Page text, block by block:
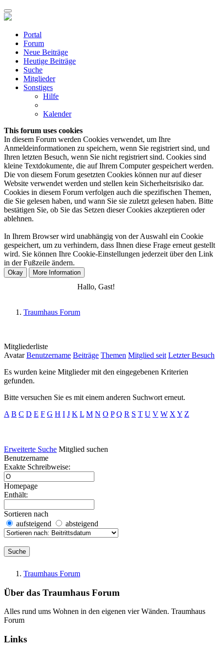
Portal
Forum
Neue Beiträge
Heutige Beiträge
Suche
Mitglieder
Sonstiges
Hilfe
Kalender
This forum uses cookies
In diesem Forum werden Cookies verwendet, um Ihre
Anmeldeinformationen zu speichern, wenn Sie registriert sind, und
Ihren letzten Besuch, wenn Sie nicht registriert sind. Cookies sind
kleine Textdokumente, die auf Ihrem Computer gespeichert werden.
Die von diesem Forum gesetzten Cookies können nur auf dieser
Website verwendet werden und stellen kein Sicherheitsrisiko dar.
Cookies in diesem Forum verfolgen auch die spezifischen Themen,
die Sie gelesen haben, und wann Sie sie zuletzt gelesen haben. Bitte
bestätigen Sie, ob Sie das Setzen dieser Cookies akzeptieren oder
ablehnen.
In Ihrem Browser wird unabhängig von der Auswahl ein Cookie
gespeichert, um zu verhindern, dass Ihnen diese Frage erneut gestellt
wird. Sie können Ihre Cookie-Einstellungen jederzeit über den Link
in der Fußzeile ändern.
Hallo, Gast!
Traumhaus Forum
Mitgliederliste
Avatar Benutzername Beiträge Themen Mitglied seit Letzter Besuch
Es wurden keine Mitglieder mit den eingegebenen Kriterien
gefunden.
Bitte versuchen Sie es mit einem anderen Suchwort erneut.
A B C D E F G H I J K L M N O P Q R S T U V W X Y Z
Erweiterte Suche Mitglied suchen
Benutzername
Exakte Schreibweise:
Homepage
Enthält:
Sortieren nach
aufsteigend
absteigend
Traumhaus Forum
Über das Traumhaus Forum
Alles rund ums Wohnen in den eigenen vier Wänden. Traumhaus
Forum
Links